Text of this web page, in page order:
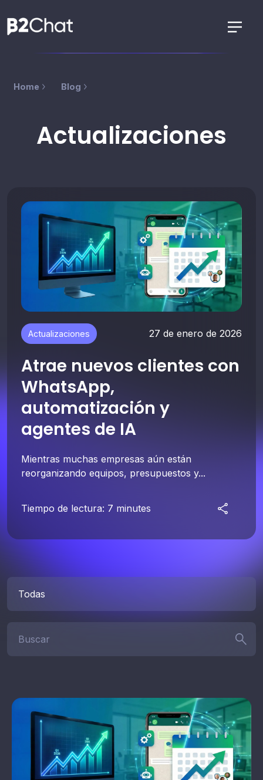
Home Blog
Actualizaciones
Actualizaciones 27 de enero de 2026
Atrae nuevos clientes con
WhatsApp,
automatización y
agentes de IA
Mientras muchas empresas aún están
reorganizando equipos, presupuestos y...
Tiempo de lectura: 7 minutes